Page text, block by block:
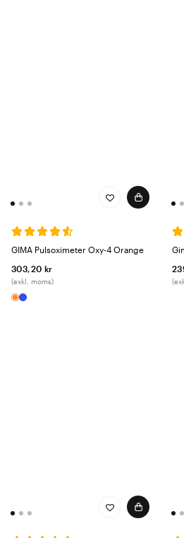
GIMA Pulsoximeter Oxy-4 Orange
303,20 kr
(exkl. moms)